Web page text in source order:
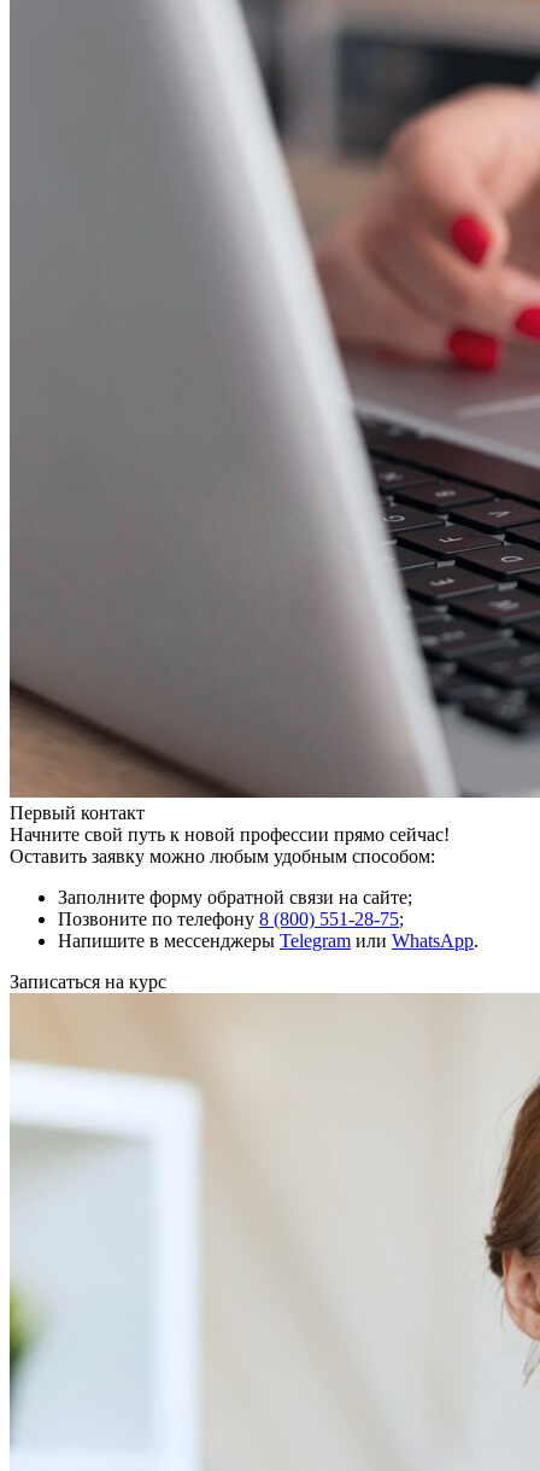
Первый контакт
Начните свой путь к новой профессии прямо сейчас!
Оставить заявку можно любым удобным способом:
Заполните форму обратной связи на сайте;
Позвоните по телефону 8 (800) 551-28-75;
Напишите в мессенджеры Telegram или WhatsApp.
Записаться на курс